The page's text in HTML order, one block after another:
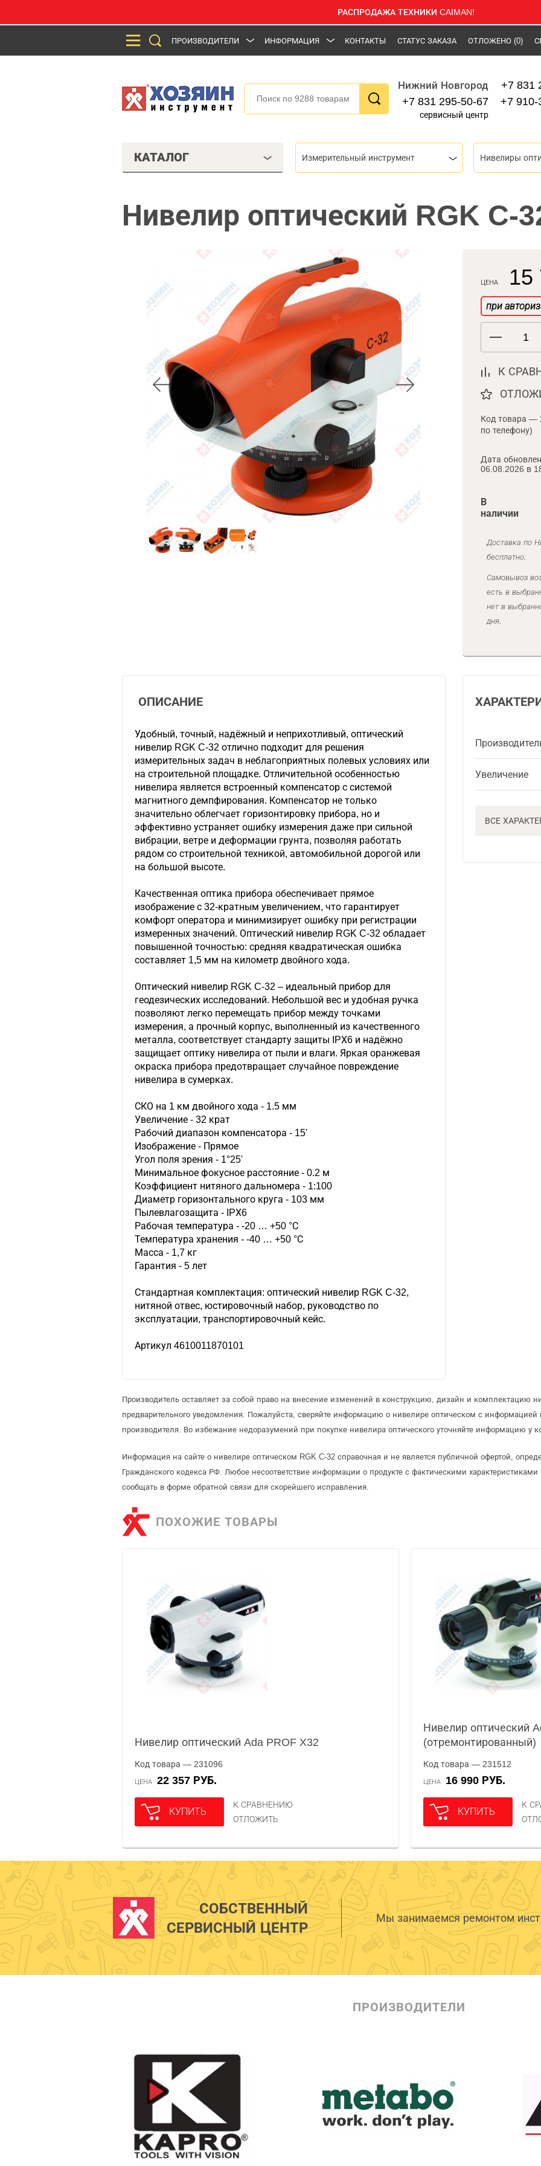
РАСПРОДАЖА ТЕХНИКИ CAIMAN!
ПРОИЗВОДИТЕЛИ ИНФОРМАЦИЯ КОНТАКТЫ СТАТУС ЗАКАЗА ОТЛОЖЕНО (0)
Нижний Новгород
+7 831 295-50-67
сервисный центр
+7 831
+7 910-
КАТАЛОГ Измерительный инструмент Нивелиры
Нивелир оптический RGK C-
ЦЕНА 15
при
К
Код товара —
по телефону)
Дата
06.08.2026 в
В
наличии
Доставка по
бесплатно.
Самовывоз
есть в
нет в
дня.
Увеличение
ВСЕ
ОПИСАНИЕ
Удобный, точный, надёжный и неприхотливый, оптический
нивелир RGK C-32 отлично подходит для решения
измерительных задач в неблагоприятных полевых условиях или
на строительной площадке. Отличительной особенностью
нивелира является встроенный компенсатор с системой
магнитного демпфирования. Компенсатор не только
значительно облегчает горизонтировку прибора, но и
эффективно устраняет ошибку измерения даже при сильной
вибрации, ветре и деформации грунта, позволяя работать
рядом со строительной техникой, автомобильной дорогой или
на большой высоте.
Качественная оптика прибора обеспечивает прямое
изображение с 32-кратным увеличением, что гарантирует
комфорт оператора и минимизирует ошибку при регистрации
измеренных значений. Оптический нивелир RGK C-32 обладает
повышенной точностью: средняя квадратическая ошибка
составляет 1,5 мм на километр двойного хода.
Оптический нивелир RGK C-32 – идеальный прибор для
геодезических исследований. Небольшой вес и удобная ручка
позволяют легко перемещать прибор между точками
измерения, а прочный корпус, выполненный из качественного
металла, соответствует стандарту защиты IPХ6 и надёжно
защищает оптику нивелира от пыли и влаги. Яркая оранжевая
окраска прибора предотвращает случайное повреждение
нивелира в сумерках.
СКО на 1 км двойного хода - 1.5 мм
Увеличение - 32 крат
Рабочий диапазон компенсатора - 15'
Изображение - Прямое
Угол поля зрения - 1°25'
Минимальное фокусное расстояние - 0.2 м
Коэффициент нитяного дальномера - 1:100
Диаметр горизонтального круга - 103 мм
Пылевлагозащита - IPХ6
Рабочая температура - -20 … +50 °С
Температура хранения - -40 … +50 °С
Масса - 1,7 кг
Гарантия - 5 лет
Стандартная комплектация: оптический нивелир RGK C-32,
нитяной отвес, юстировочный набор, руководство по
эксплуатации, транспортировочный кейс.
Артикул 4610011870101
Производитель оставляет за собой право на внесение изменений в конструкцию, дизайн и комплектацию
предварительного уведомления. Пожалуйста, сверяйте информацию о нивелире оптическом с
производителя. Во избежание недоразумений при покупке нивелира оптического уточняйте информацию у
Информация на сайте о нивелире оптическом RGK C-32 справочная и не является публичной офертой,
Гражданского кодекса РФ. Любое несоответствие информации о продукте с фактическими
сообщать в форме обратной связи для скорейшего исправления.
ПОХОЖИЕ ТОВАРЫ
Нивелир оптический Ada PROF X32
Код товара — 231096
ЦЕНА 22 357 РУБ.
КУПИТЬ
К СРАВНЕНИЮ
ОТЛОЖИТЬ
Нивелир оптический
(отремонтированный)
Код товара — 231512
ЦЕНА 16 990 РУБ.
КУПИТЬ
К
СОБСТВЕННЫЙ
СЕРВИСНЫЙ ЦЕНТР
Мы занимаемся ремонтом
ПРОИЗВОДИТЕЛИ